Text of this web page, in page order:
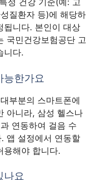
정 건강 기준(예: 고
질환자 등)에 해당하
됩니다. 본인이 대상
국민건강보험공단 고
니다.
한가요
부분의 스마트폰에
아니라, 삼성 헬스나
연동하여 걸음 수
앱 설정에서 연동할
용해야 합니다.
나요